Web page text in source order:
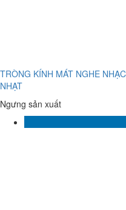
TRÒNG KÍNH MÁT NGHE
NHẠT
Ngưng sản xuất